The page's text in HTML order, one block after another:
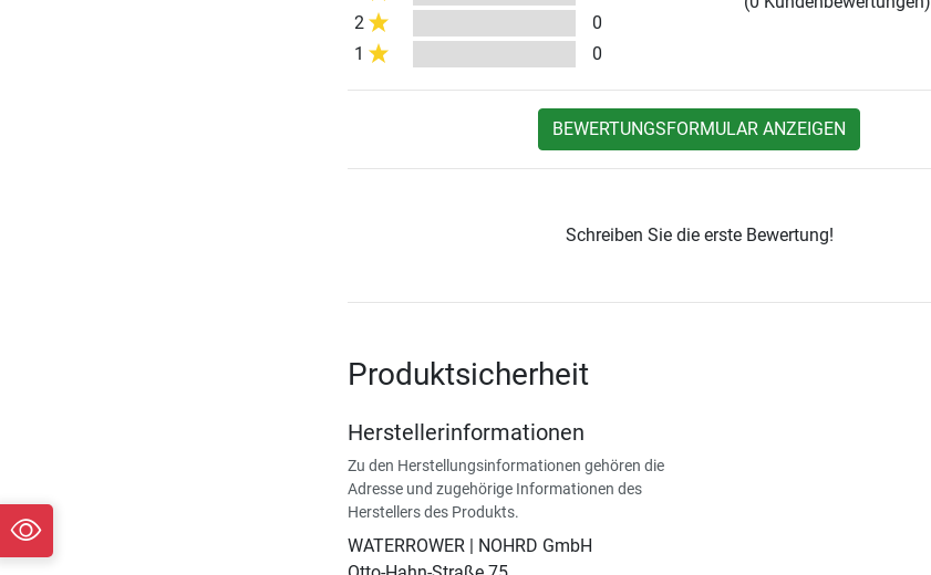
2
0
1
0
BEWERTUNGSFORMULAR ANZEIGEN
Schreiben Sie die erste Bewertung!
Produktsicherheit
Herstellerinformationen
Zu den Herstellungsinformationen gehören die
Adresse und zugehörige Informationen des
Herstellers des Produkts.
WATERROWER | NOHRD GmbH